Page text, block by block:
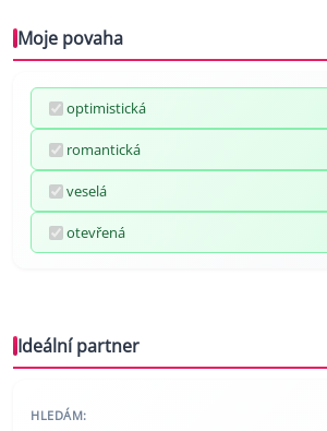
Moje povaha
optimistická
romantická
veselá
otevřená
Ideální partner
HLEDÁM: